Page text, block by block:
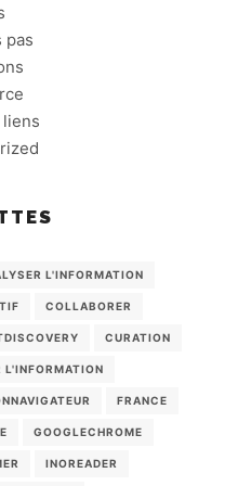
pas
liens
L'INFORMATION
COLLABORER
CURATION
L'INFORMATION
FRANCE
GOOGLECHROME
INOREADER